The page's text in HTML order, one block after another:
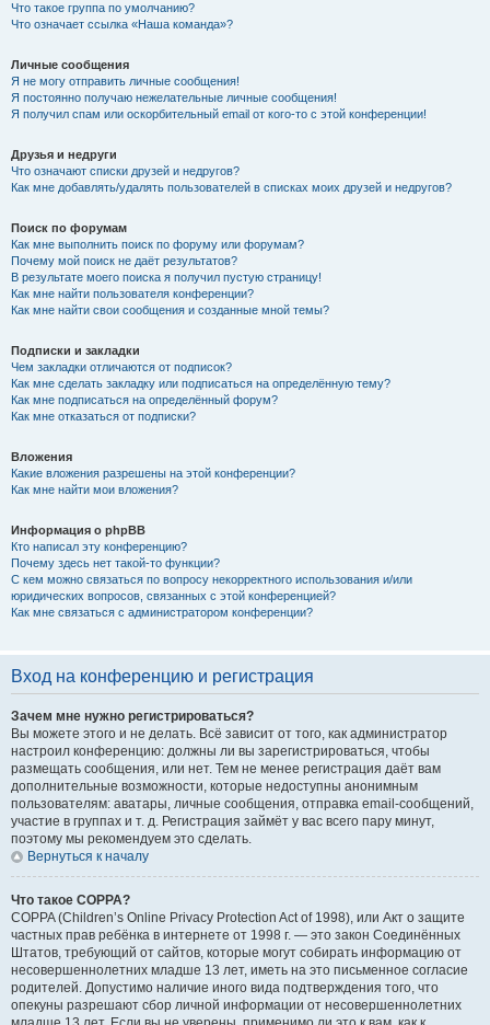
Что такое группа по умолчанию?
Что означает ссылка «Наша команда»?
Личные сообщения
Я не могу отправить личные сообщения!
Я постоянно получаю нежелательные личные сообщения!
Я получил спам или оскорбительный email от кого-то с этой конференции!
Друзья и недруги
Что означают списки друзей и недругов?
Как мне добавлять/удалять пользователей в списках моих друзей и недругов?
Поиск по форумам
Как мне выполнить поиск по форуму или форумам?
Почему мой поиск не даёт результатов?
В результате моего поиска я получил пустую страницу!
Как мне найти пользователя конференции?
Как мне найти свои сообщения и созданные мной темы?
Подписки и закладки
Чем закладки отличаются от подписок?
Как мне сделать закладку или подписаться на определённую тему?
Как мне подписаться на определённый форум?
Как мне отказаться от подписки?
Вложения
Какие вложения разрешены на этой конференции?
Как мне найти мои вложения?
Информация о phpBB
Кто написал эту конференцию?
Почему здесь нет такой-то функции?
С кем можно связаться по вопросу некорректного использования и/или
юридических вопросов, связанных с этой конференцией?
Как мне связаться с администратором конференции?
Вход на конференцию и регистрация
Зачем мне нужно регистрироваться?
Вы можете этого и не делать. Всё зависит от того, как администратор
настроил конференцию: должны ли вы зарегистрироваться, чтобы
размещать сообщения, или нет. Тем не менее регистрация даёт вам
дополнительные возможности, которые недоступны анонимным
пользователям: аватары, личные сообщения, отправка email-сообщений,
участие в группах и т. д. Регистрация займёт у вас всего пару минут,
поэтому мы рекомендуем это сделать.
Вернуться к началу
Что такое COPPA?
COPPA (Children’s Online Privacy Protection Act of 1998), или Акт о защите
частных прав ребёнка в интернете от 1998 г. — это закон Соединённых
Штатов, требующий от сайтов, которые могут собирать информацию от
несовершеннолетних младше 13 лет, иметь на это письменное согласие
родителей. Допустимо наличие иного вида подтверждения того, что
опекуны разрешают сбор личной информации от несовершеннолетних